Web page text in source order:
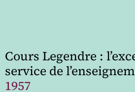
Cours Legendre :
service de
1957